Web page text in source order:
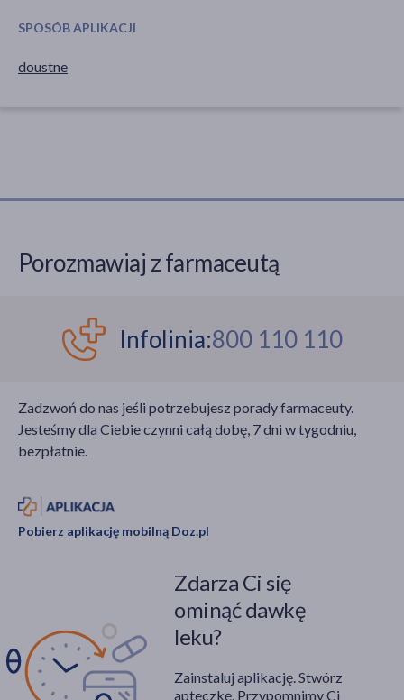
SPOSÓB APLIKACJI
doustne
Porozmawiaj z farmaceutą
Infolinia:800 110 110
Zadzwoń do nas jeśli potrzebujesz porady farmaceuty.
Jesteśmy dla Ciebie czynni całą dobę, 7 dni w tygodniu,
bezpłatnie.
Pobierz aplikację mobilną Doz.pl
Zdarza Ci się
ominąć dawkę
leku?
Zainstaluj aplikację. Stwórz
apteczkę. Przypomnimy Ci